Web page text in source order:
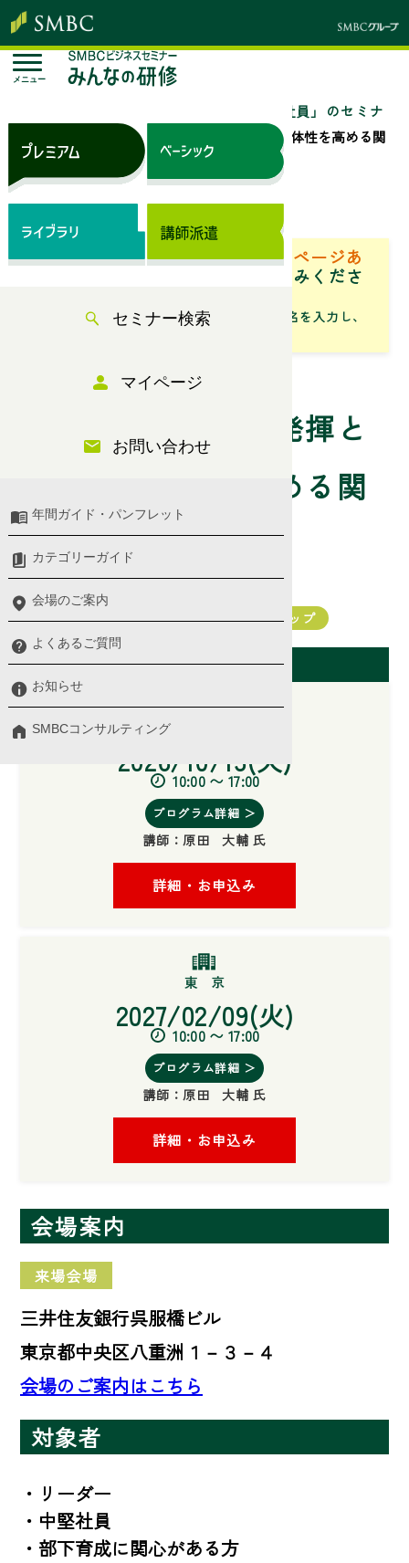
メニュー
セミナー検索
マイページ
お問い合わせ
年間ガイド・パンフレット
カテゴリーガイド
会場のご案内
よくあるご質問
お知らせ
SMBCコンサルティング
「中堅社員」のセミナ
リーダーシップの発揮と部下の主体性を高める関
わり方
来場セミナー
ベーシック（サブスク）専用ページあ
「専用ページ」からお申込みくださ
「フリーワード」にセミナータイトル名を入力し、
リーダーシップの発揮と
部下の主体性を高める関
わり方
中堅社員 マネジメント・リーダーシップ
開催日（東京会場）
2026/10/13(火)
10:00 〜 17:00
プログラム詳細 ＞
講師：原田 大輔 氏
詳細・お申込み
2027/02/09(火)
10:00 〜 17:00
プログラム詳細 ＞
講師：原田 大輔 氏
詳細・お申込み
会場案内
来場会場
三井住友銀行呉服橋ビル
東京都中央区八重洲１－３－４
会場のご案内はこちら
対象者
・リーダー
・中堅社員
・部下育成に関心がある方